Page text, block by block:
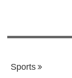
Sports